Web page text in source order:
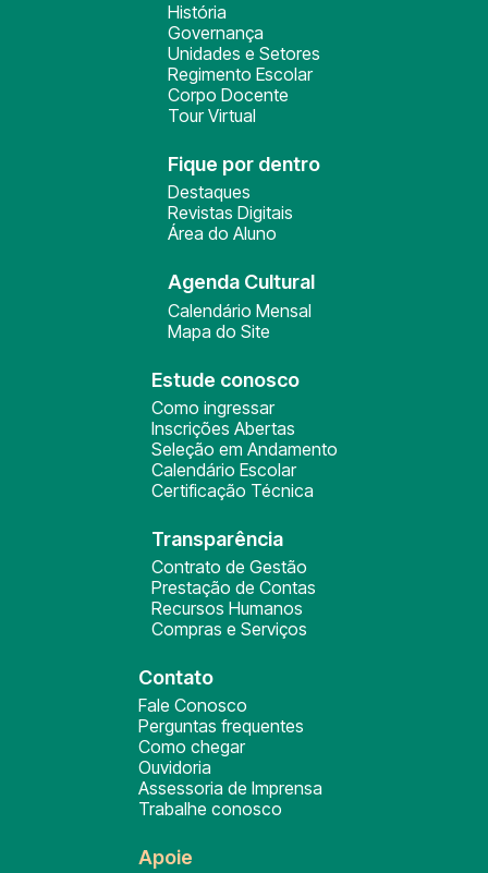
História
Governança
Unidades e Setores
Regimento Escolar
Corpo Docente
Tour Virtual
Fique por dentro
Destaques
Revistas Digitais
Área do Aluno
Agenda Cultural
Calendário Mensal
Mapa do Site
Estude conosco
Como ingressar
Inscrições Abertas
Seleção em Andamento
Calendário Escolar
Certificação Técnica
Transparência
Contrato de Gestão
Prestação de Contas
Recursos Humanos
Compras e Serviços
Contato
Fale Conosco
Perguntas frequentes
Como chegar
Ouvidoria
Assessoria de Imprensa
Trabalhe conosco
Apoie